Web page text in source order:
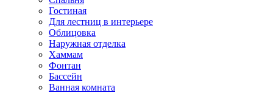
Гостиная
Для лестниц в интерьере
Облицовка
Наружная отделка
Хаммам
Фонтан
Бассейн
Ванная комната